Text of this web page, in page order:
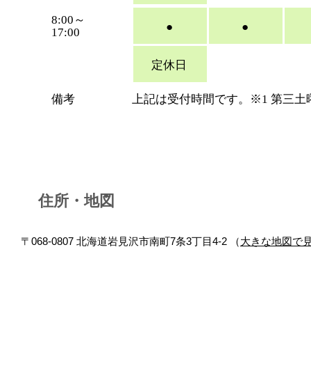
8:00～
17:00
● ●
定休日
備考 上記は受付時間です。※1 第三土
住所・地図
〒068-0807 北海道岩見沢市南町7条3丁目4-2 （大きな地図で